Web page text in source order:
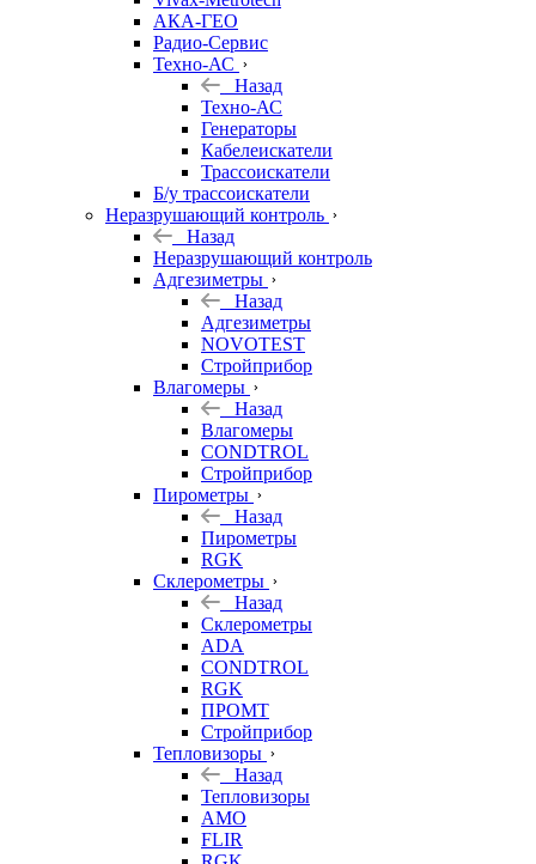
АКА-ГЕО
Радио-Сервис
Техно-АС
Назад
Техно-АС
Генераторы
Кабелеискатели
Трассоискатели
Б/у трассоискатели
Неразрушающий контроль
Назад
Неразрушающий контроль
Адгезиметры
Назад
Адгезиметры
NOVOTEST
Стройприбор
Влагомеры
Назад
Влагомеры
CONDTROL
Стройприбор
Пирометры
Назад
Пирометры
RGK
Склерометры
Назад
Склерометры
ADA
CONDTROL
RGK
ПРОМТ
Стройприбор
Тепловизоры
Назад
Тепловизоры
AMO
FLIR